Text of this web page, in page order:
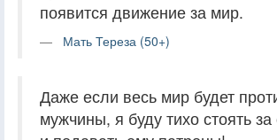
появится движение за мир.
Мать Тереза (50+)
Даже если весь мир будет
мужчины, я буду тихо стоять за